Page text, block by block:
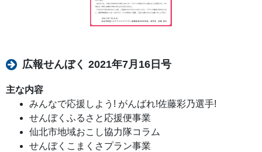
広報せんぼく 2021年7月16日号
主な内容
みんなで応援しよう! がんばれ!佐藤彩乃選手!
せんぼくふるさと応援便事業
仙北市地域おこし協力隊コラム
せんぼくこまくさプラン事業